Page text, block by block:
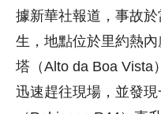
據新華社報道，事故
生，地點位於里約熱
塔（Alto da Boa Vista
迅速趕往現場，並發